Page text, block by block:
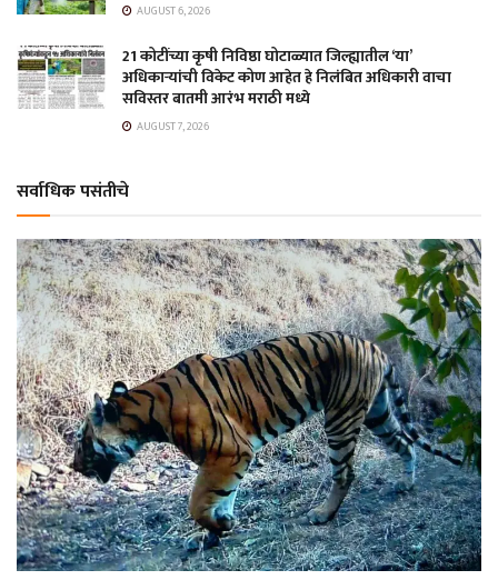
AUGUST 6, 2026
21 कोटींच्या कृषी निविष्ठा घोटाळ्यात जिल्ह्यातील ‘या’
अधिकाऱ्यांची विकेट कोण आहेत हे निलंबित अधिकारी वाचा
सविस्तर बातमी आरंभ मराठी मध्ये
AUGUST 7, 2026
सर्वाधिक पसंतीचे